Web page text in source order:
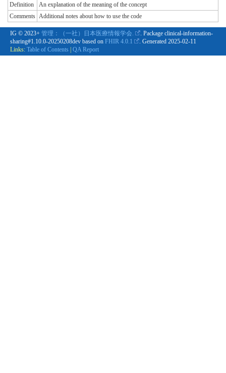
Definition
An explanation of the meaning of the concept
Comments Additional notes about how to use the code
IG © 2023+ 管理：（一社）日本医療情報学会.
. Package clinical-information-
sharing#1.10.0-20250208dev based on FHIR 4.0.1 . Generated 2025-02-11
Links: Table of Contents QA Report